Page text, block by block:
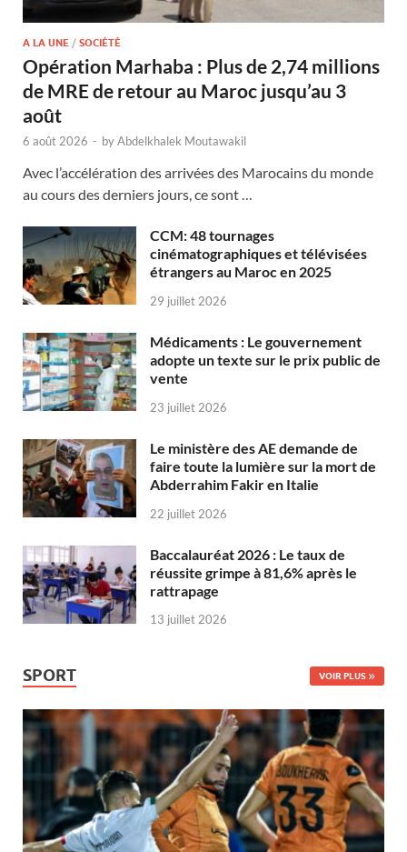
A LA UNE / SOCIÉTÉ
Opération Marhaba : Plus de 2,74 millions
de MRE de retour au Maroc jusqu’au 3
août
6 août 2026 - byAbdelkhalek Moutawakil
Avec l’accélération des arrivées des Marocains du monde
au cours des derniers jours, ce sont …
CCM: 48 tournages
cinématographiques et télévisées
étrangers au Maroc en 2025
29 juillet 2026
Médicaments : Le gouvernement
adopte un texte sur le prix public de
vente
23 juillet 2026
Le ministère des AE demande de
faire toute la lumière sur la mort de
Abderrahim Fakir en Italie
22 juillet 2026
Baccalauréat 2026 : Le taux de
réussite grimpe à 81,6% après le
rattrapage
13 juillet 2026
SPORT VOIR PLUS